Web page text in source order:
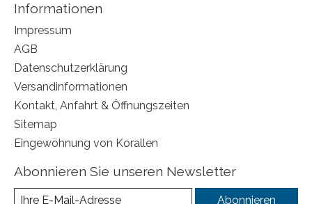
Informationen
Impressum
AGB
Datenschutzerklärung
Versandinformationen
Kontakt, Anfahrt & Öffnungszeiten
Sitemap
Eingewöhnung von Korallen
Abonnieren Sie unseren Newsletter
Abonnieren